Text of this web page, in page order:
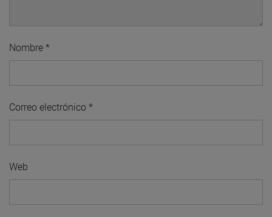
Nombre *
Correo electrónico *
Web